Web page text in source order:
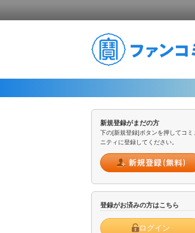
新規登録がまだの方
下の[新規登録]ボタンを押してコミ
ニティに登録してください。
登録がお済みの方はこちら
ログイン